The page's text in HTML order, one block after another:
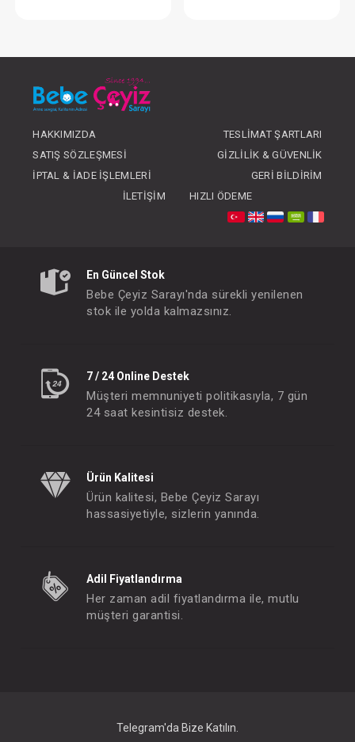
OLUNUZ
HAKKIMIZDA
TESLIMAT ŞARTLARI
SATIŞ SÖZLEŞMESI
GIZLILIK & GÜVENLIK
İPTAL & İADE İŞLEMLERI
GERI BILDIRIM
İLETIŞIM
HIZLI ÖDEME
En Güncel Stok
Bebe Çeyiz Sarayı'nda sürekli yenilenen
stok ile yolda kalmazsınız.
7 / 24 Online Destek
Müşteri memnuniyeti politikasıyla, 7 gün
24 saat kesintisiz destek.
Ürün Kalitesi
Ürün kalitesi, Bebe Çeyiz Sarayı
hassasiyetiyle, sizlerin yanında.
Adil Fiyatlandırma
Her zaman adil fiyatlandırma ile, mutlu
müşteri garantisi.
Telegram'da Bize Katılın.